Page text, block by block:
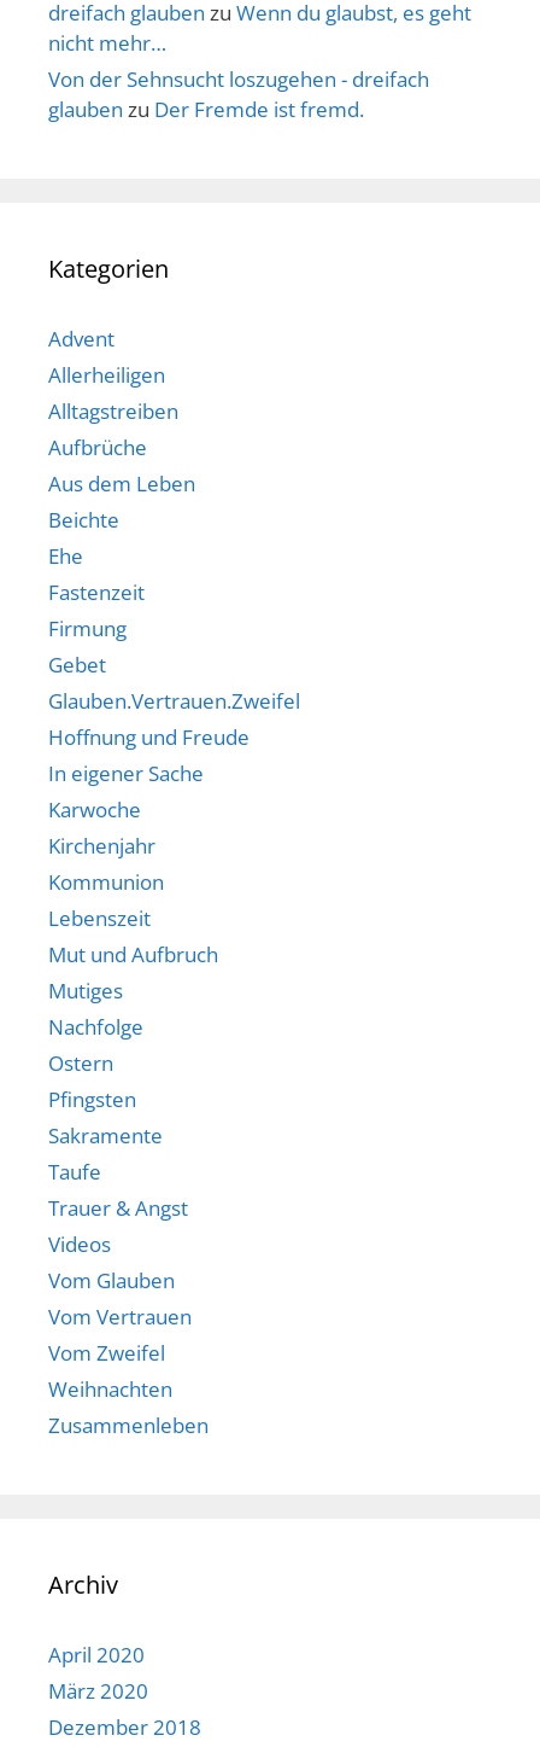
dreifach glauben zu Wenn du glaubst, es geht
nicht mehr…
Von der Sehnsucht loszugehen - dreifach
glauben zu Der Fremde ist fremd.
Kategorien
Advent
Allerheiligen
Alltagstreiben
Aufbrüche
Aus dem Leben
Beichte
Ehe
Fastenzeit
Firmung
Gebet
Glauben.Vertrauen.Zweifel
Hoffnung und Freude
In eigener Sache
Karwoche
Kirchenjahr
Kommunion
Lebenszeit
Mut und Aufbruch
Mutiges
Nachfolge
Ostern
Pfingsten
Sakramente
Taufe
Trauer & Angst
Videos
Vom Glauben
Vom Vertrauen
Vom Zweifel
Weihnachten
Zusammenleben
Archiv
April 2020
März 2020
Dezember 2018